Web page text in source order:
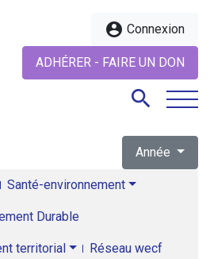
account_circle Connexion
ADHÉRER - FAIRE UN DON
search
Année
Santé-environnement
Durable
territorial Réseau wecf